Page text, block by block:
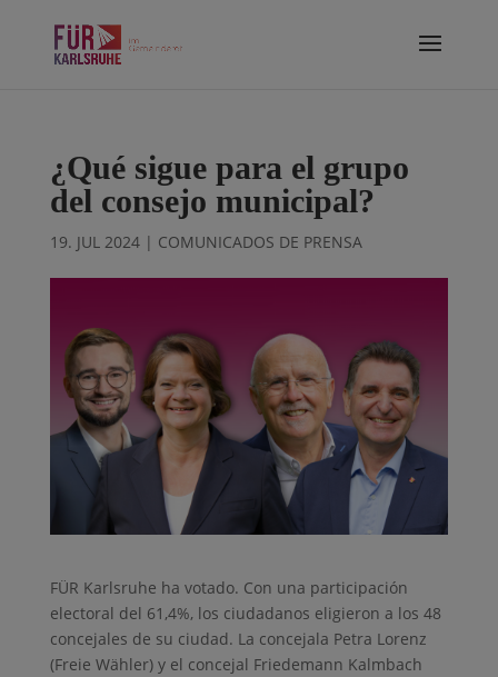
¿Qué sigue para el grupo
del consejo municipal?
19. JUL 2024| COMUNICADOS DE PRENSA
FÜR Karlsruhe ha votado. Con una participación
electoral del 61,4%, los ciudadanos eligieron a los 48
concejales de su ciudad. La concejala Petra Lorenz
(Freie Wähler) y el concejal Friedemann Kalmbach